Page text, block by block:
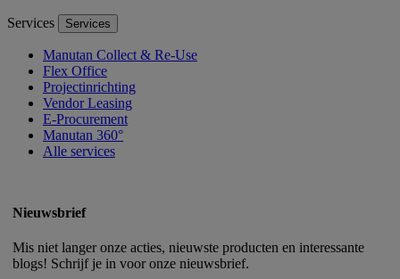
Services Services
Manutan Collect & Re-Use
Flex Office
Projectinrichting
Vendor Leasing
E-Procurement
Manutan 360°
Alle services
Nieuwsbrief
Mis niet langer onze acties, nieuwste producten en interessante
blogs! Schrijf je in voor onze nieuwsbrief.